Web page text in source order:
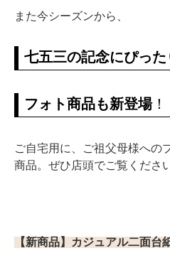
また今シーズンから、
七五三の記念にぴった
フォト商品も新登場！
ご自宅用に、ご祖父母様への
商品。ぜひ店頭でご覧くださ
【新商品】カジュアル二面台